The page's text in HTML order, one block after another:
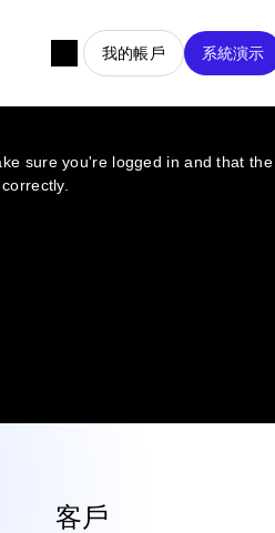
我的帳戶 系統演示
客戶